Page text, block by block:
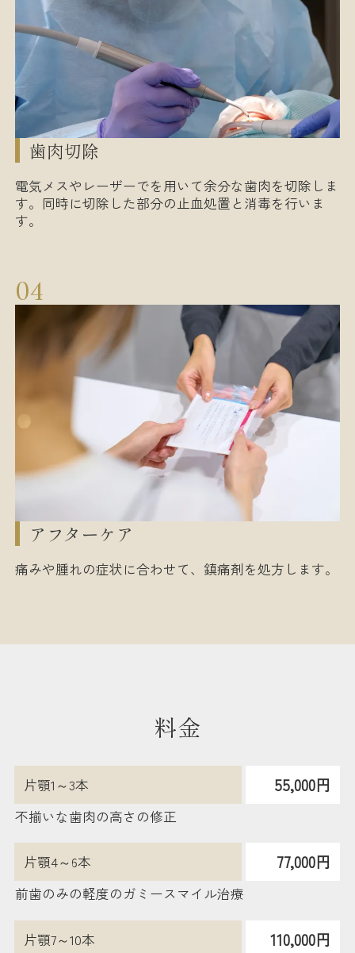
歯肉切除
電気メスやレーザーでを用いて余分な歯肉を切除しま
す。同時に切除した部分の止血処置と消毒を行いま
す。
アフターケア
痛みや腫れの症状に合わせて、鎮痛剤を処方します。
料金
片顎1～3本 55,000円
不揃いな歯肉の高さの修正
片顎4～6本 77,000円
前歯のみの軽度のガミースマイル治療
片顎7～10本 110,000円